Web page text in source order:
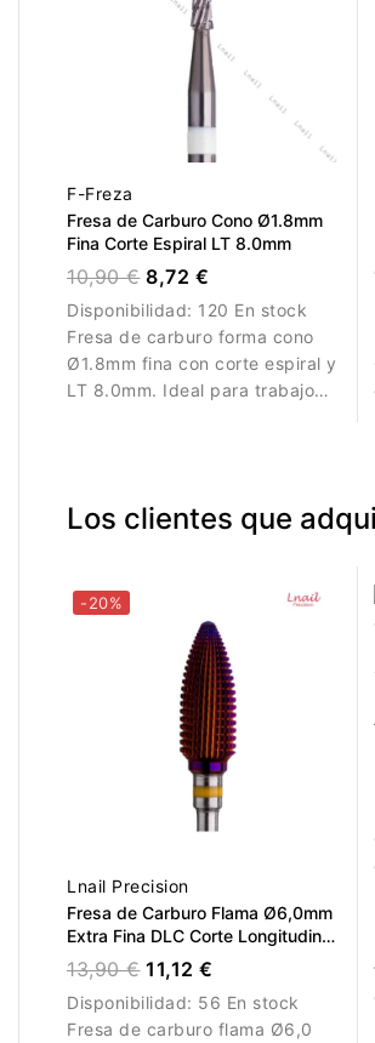
F-Freza
Fresa de Carburo Cono Ø1.8mm
Fina Corte Espiral LT 8.0mm
10,90 € 8,72 €
Disponibilidad: 120 En stock
Fresa de carburo forma cono
Ø1.8mm fina con corte espiral y
LT 8.0mm. Ideal para trabajos
Los clientes que
-20%
Lnail Precision
Fresa de Carburo Flama Ø6,0mm
Extra Fina DLC Corte Longitudinal
LT 14,6mm
13,90 € 11,12 €
Disponibilidad: 56 En stock
Fresa de carburo flama Ø6,0